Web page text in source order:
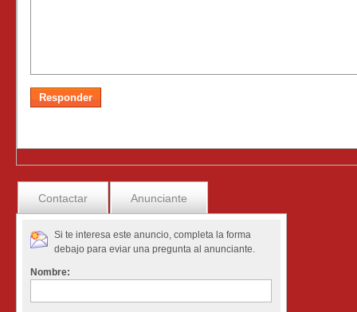
Contactar Anunciante
Si te interesa este anuncio, completa la forma
debajo para eviar una pregunta al anunciante.
Nombre: